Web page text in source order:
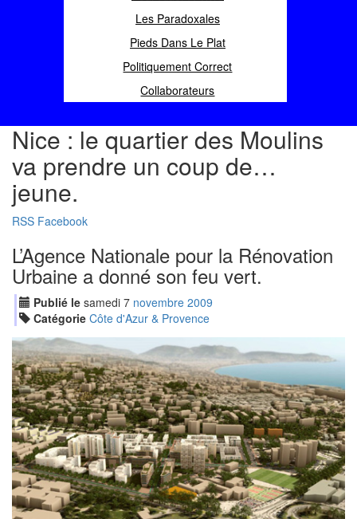
Les Paradoxales
Pieds Dans Le Plat
Politiquement Correct
Collaborateurs
Nice : le quartier des Moulins
va prendre un coup de…
jeune.
RSS Facebook
L’Agence Nationale pour la Rénovation
Urbaine a donné son feu vert.
Publié le samedi 7 novembre 2009
Catégorie Côte d'Azur & Provence